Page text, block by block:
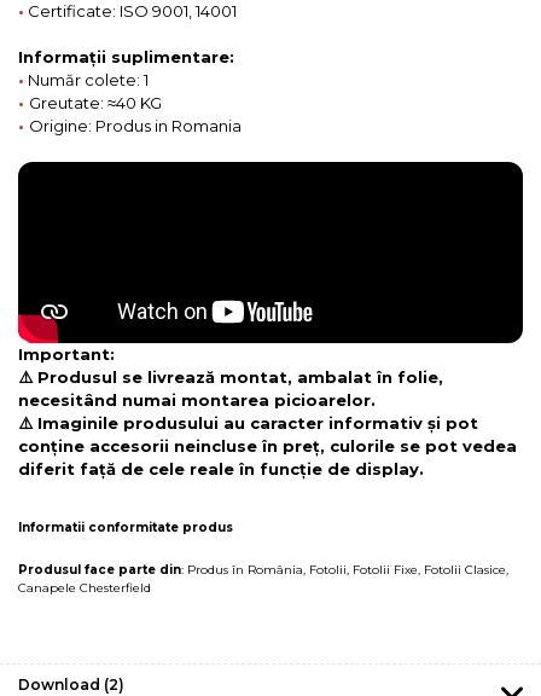
• Certificate: ISO 9001, 14001
Informații suplimentare:
• Număr colete: 1
• Greutate: ≈40 KG
• Origine: Produs in Romania
Important:
⚠️ Produsul se livrează montat, ambalat în folie,
necesitând numai montarea picioarelor.
⚠️ Imaginile produsului au caracter informativ și pot
conține accesorii neincluse în preț, culorile se pot vedea
diferit față de cele reale în funcție de display.
Informatii conformitate produs
Produsul face parte din: Produs în România, Fotolii, Fotolii Fixe, Fotolii Clasice,
Canapele Chesterfield
Download (2)